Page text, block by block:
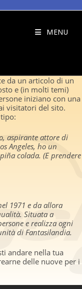
MENU
da un articolo di un
e (in molti temi)
iniziano con una
visitatori del sito.
aspirante attore di
Angeles, ho un
colada. (E prendere
1971 e da allora
Situata a
e realizza ogni
di Fantasilandia.
andare nella tua
delle nuove per i